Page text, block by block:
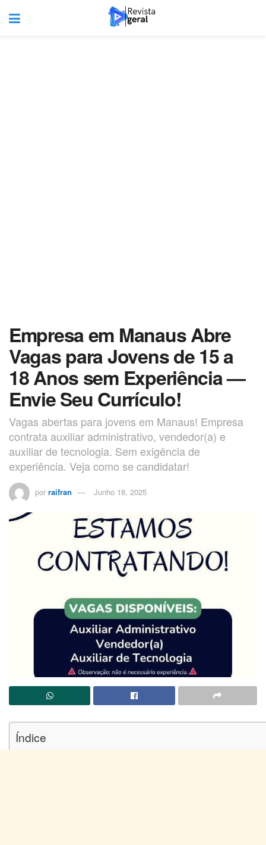
Empresa em Manaus Abre
Vagas para Jovens de 15 a
18 Anos sem Experiência —
Envie Seu Currículo!
Vagas abertas para jovens em Manaus! Empresa
contrata auxiliar administrativo, vendedor(a) e
auxiliar de tecnologia. Sem exigência de
experiência. Veja como se candidatar!
por raifran Junho 18, 2025
Índice